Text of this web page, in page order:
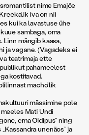
nime Emajõe
iva on nii
kui ka lavastuse ühe
sambaga, oma
mängib kaasa,
ja vagane. (Vagadeks ei
teatrimaja ette
pahameelest
kostitavad.
macho’lik
mässimine pole
Mati Undi
ema Oidipus” ning
unenäos” ja